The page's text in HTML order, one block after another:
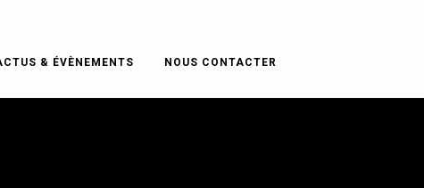
& ÉVÈNEMENTS NOUS CONTACTER